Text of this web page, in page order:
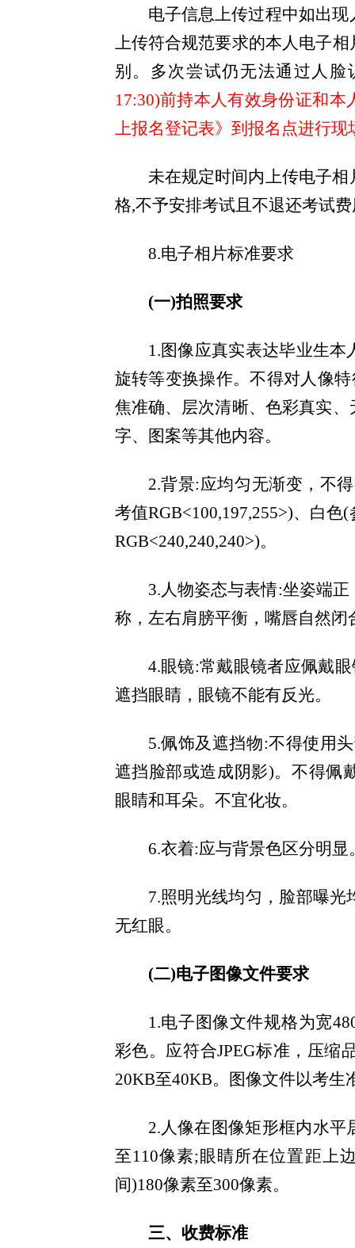
电子信息上传过程中如出
上传符合规范要求的本人电子
别。多次尝试仍无法通过人脸
17:30)前持本人有效身份证和
上报名登记表》到报名点进行现
未在规定时间内上传电子
格,不予安排考试且不退还考试
8.电子相片标准要求
(一)拍照要求
1.图像应真实表达毕业生
旋转等变换操作。不得对人像
焦准确、层次清晰、色彩真实
字、图案等其他内容。
2.背景:应均匀无渐变，不
考值RGB<100,197,255>)、白色
RGB<240,240,240>)。
3.人物姿态与表情:坐姿端
称，左右肩膀平衡，嘴唇自然闭
4.眼镜:常戴眼镜者应佩戴
遮挡眼睛，眼镜不能有反光。
5.佩饰及遮挡物:不得使用
遮挡脸部或造成阴影)。不得佩
眼睛和耳朵。不宜化妆。
6.衣着:应与背景色区分明
7.照明光线均匀，脸部曝
无红眼。
(二)电子图像文件要求
1.电子图像文件规格为宽
彩色。应符合JPEG标准，压缩
20KB至40KB。图像文件以考生
2.人像在图像矩形框内水
至110像素;眼睛所在位置距上
间)180像素至300像素。
三、收费标准